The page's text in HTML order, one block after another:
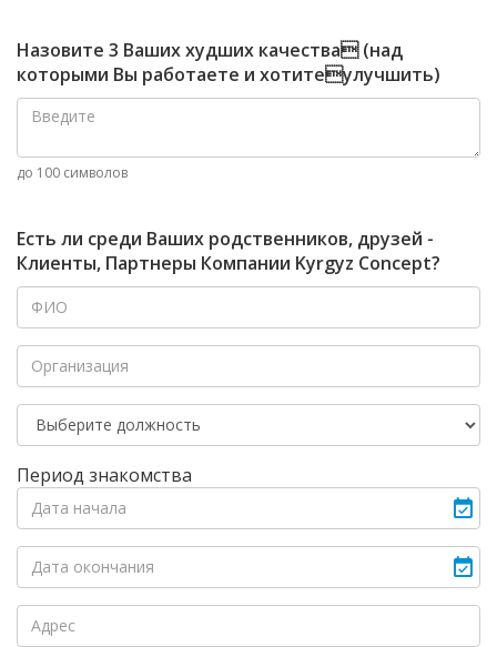
Назовите 3 Ваших худших качества (над
которыми Вы работаете и хотитеулучшить)
до 100 символов
Есть ли среди Ваших родственников, друзей -
Клиенты, Партнеры Компании Kyrgyz Concept?
Период знакомства